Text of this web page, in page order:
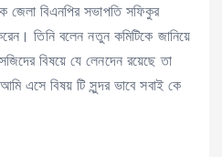
বিএনপির সভাপতি সফিকুর
তিনি বলেন নতুন কমিটিকে জানিয়ে
বিষয়ে যে লেনদেন রয়েছে তা
এসে বিষয় টি সুন্দর ভাবে সবাই কে